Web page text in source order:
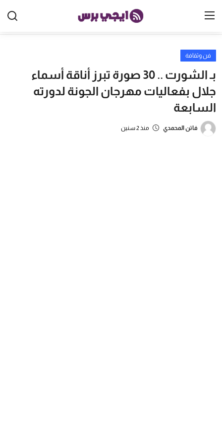
الرئيسية
الخليج
العالم
فن وثقافة
بـ الشورت .. 30 صورة تبرز أناقة أسماء
جلال بفعاليات مهرجان الجونة لدورته
السابعة
فاتن المحمدي منذ 2 سنين